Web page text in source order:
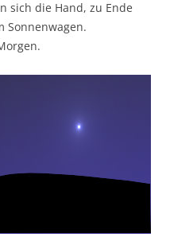
sich die Hand, zu Ende
Sonnenwagen.